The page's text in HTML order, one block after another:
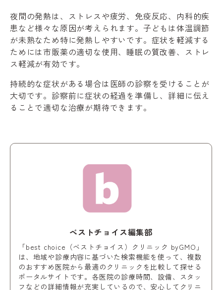
夜間の発熱は、ストレスや疲労、免疫反応、内科的疾
患など様々な原因が考えられます。子どもは体温調節
が未熟なため特に発熱しやすいです。症状を軽減する
ためには市販薬の適切な使用、睡眠の質改善、ストレ
ス軽減が有効です。
持続的な症状がある場合は医師の診察を受けることが
大切です。診察前に症状の経過を準備し、詳細に伝え
ることで適切な治療が期待できます。
ベストチョイス編集部
「best choice（ベストチョイス）クリニック byGMO」
は、地域や診療内容に基づいた検索機能を使って、複数
のおすすめ医院から最適のクリニックを比較して探せる
ポータルサイトです。各医院の診療時間、設備、スタッ
フなどの詳細情報が充実しているので、安心してクリニ